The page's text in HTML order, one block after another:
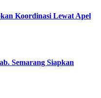
Koordinasi Lewat Apel
Semarang Siapkan